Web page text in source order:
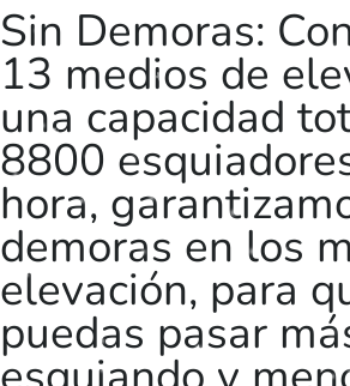
Sin Demoras:
13 medios de
una capacidad
8800
hora,
demoras en los
elevación, para
puedas pasar